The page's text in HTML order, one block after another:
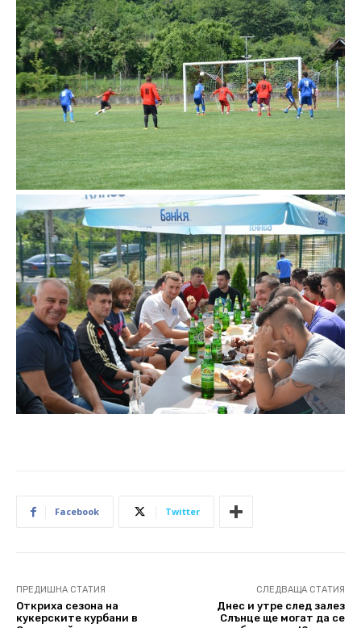
Facebook Twitter
ПРЕДИШНА СТАТИЯ
Откриха сезона на
кукерските курбани в
СЛЕДВАЩА СТАТИЯ
Днес и утре след залез
Слънце ще могат да се